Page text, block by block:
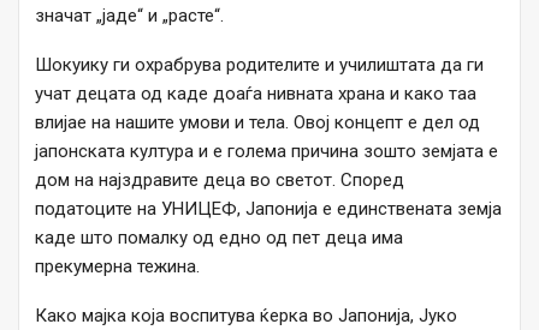
значат „јаде“ и „расте“.
Шокуику ги охрабрува родителите и училиштата да ги
учат децата од каде доаѓа нивната храна и како таа
влијае на нашите умови и тела. Овој концепт е дел од
јапонската култура и е голема причина зошто земјата е
дом на најздравите деца во светот. Според
податоците на УНИЦЕФ, Јапонија е единствената земја
каде што помалку од едно од пет деца има
прекумерна тежина.
Како мајка која воспитува ќерка во Јапонија, Јуко